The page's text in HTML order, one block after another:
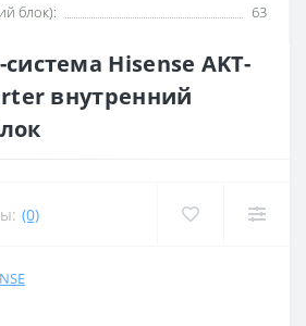
блок):
63
Hisense AKT-
внутренний
(0)